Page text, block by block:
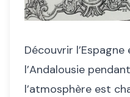
Découvrir
l’Andalousie
l’atmosphère est